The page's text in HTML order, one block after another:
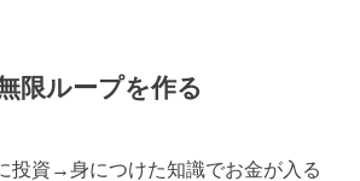
限ループを作る
投資→身につけた知識でお金が入る